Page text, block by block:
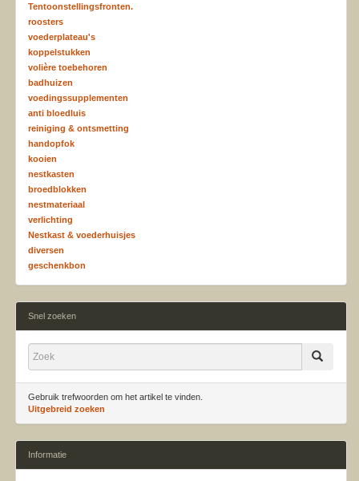
Tentoonstellingsfronten.
roosters
voederplateau's
koppelstukken
volière toebehoren
badhuizen
voedingssupplementen
anti bloedluis
reiniging & ontsmetting
handopfok
kooien
nestkasten
broedblokken
nestmateriaal
verlichting
Nestkast & voederhuisjes
diversen
geschenkbon
Snel zoeken
Gebruik trefwoorden om het artikel te vinden.
Uitgebreid zoeken
Informatie